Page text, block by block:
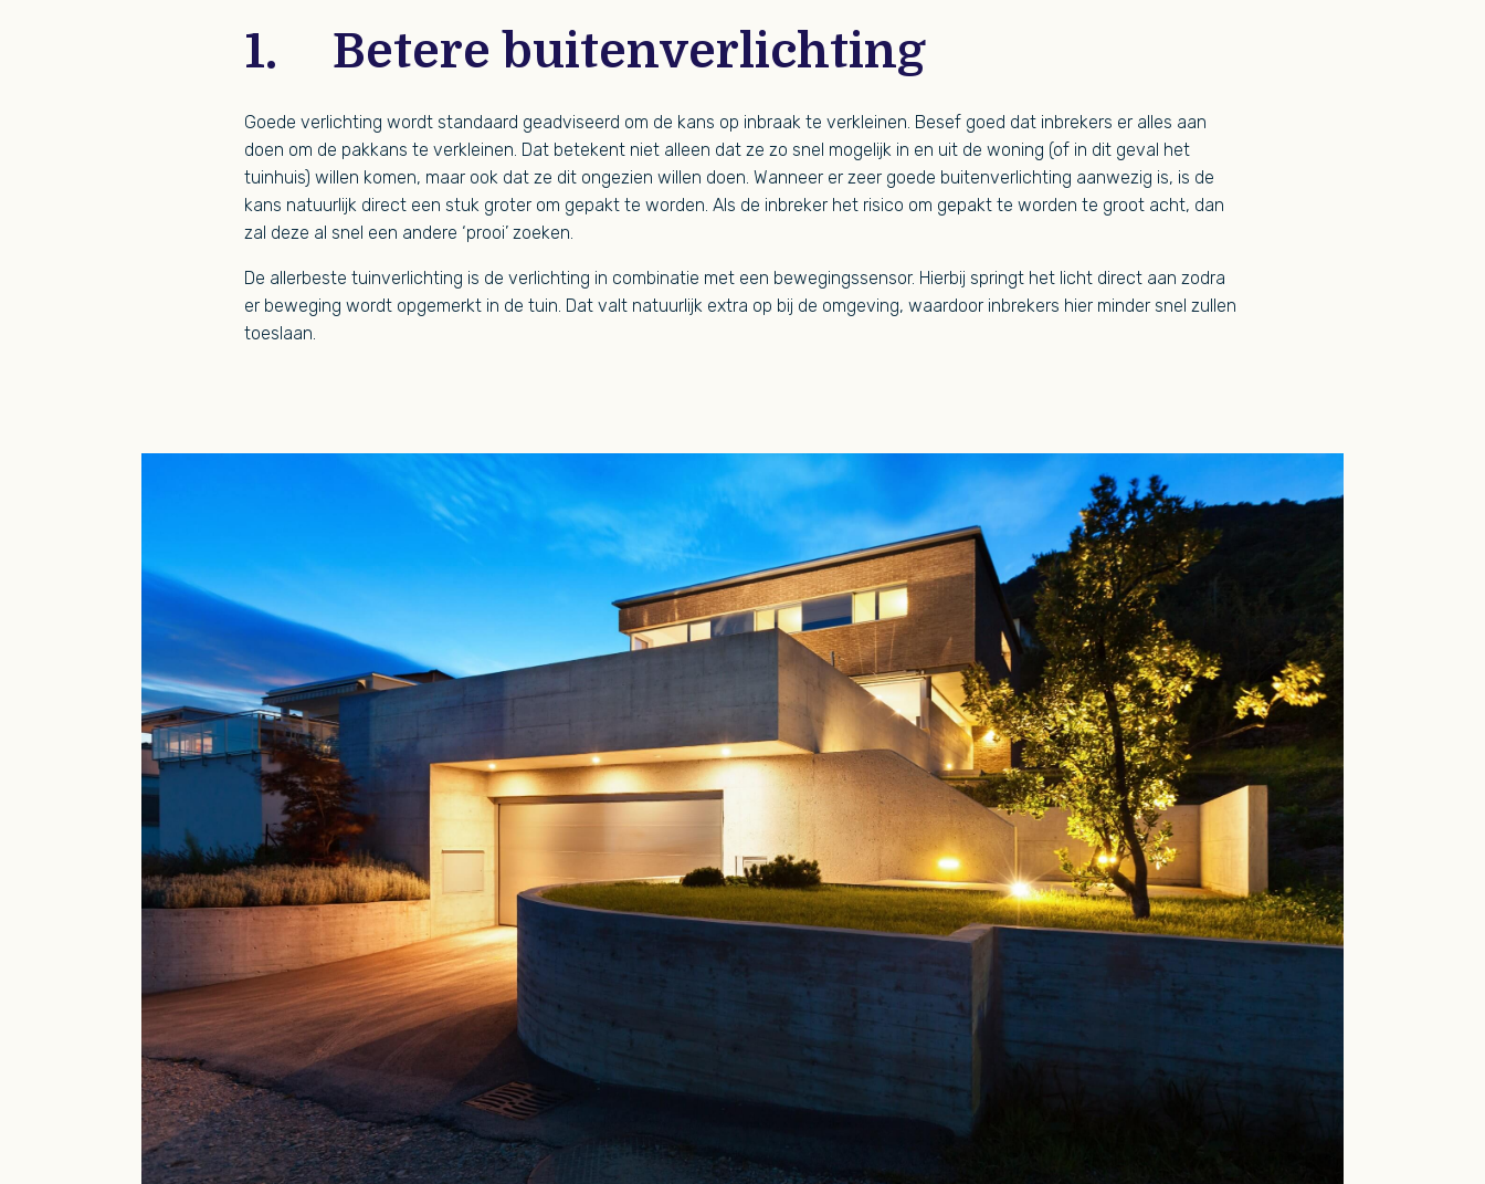
1. Betere buitenverlichting
Goede verlichting wordt standaard geadviseerd om de kans op inbraak te verkleinen. Besef goed dat inbrekers er alles aan
doen om de pakkans te verkleinen. Dat betekent niet alleen dat ze zo snel mogelijk in en uit de woning (of in dit geval het
tuinhuis) willen komen, maar ook dat ze dit ongezien willen doen. Wanneer er zeer goede buitenverlichting aanwezig is, is de
kans natuurlijk direct een stuk groter om gepakt te worden. Als de inbreker het risico om gepakt te worden te groot acht, dan
zal deze al snel een andere ‘prooi’ zoeken.
De allerbeste tuinverlichting is de verlichting in combinatie met een bewegingssensor. Hierbij springt het licht direct aan zodra
er beweging wordt opgemerkt in de tuin. Dat valt natuurlijk extra op bij de omgeving, waardoor inbrekers hier minder snel zullen
toeslaan.